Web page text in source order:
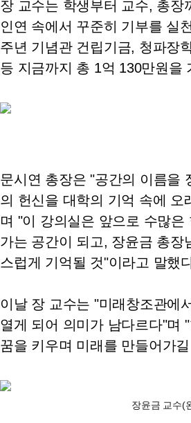
장 교수는 학생부터 교수, 총장
인연 속에서 꾸준히 기부를 실
주년 기념관 건립기금, 청파장
등 지금까지 총 1억 130만원을
문시연 총장은 "공간의 이름을
의 헌신을 대학의 기억 속에 오
며 "이 강의실은 앞으로 수많은
가는 공간이 되고, 장윤금 총장
스럽게 기억될 것"이라고 말했
이날 장 교수는 "미래창조관에
열게 되어 의미가 남다르다"며
꿈을 키우며 미래를 만들어가
장윤금 교수(